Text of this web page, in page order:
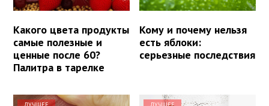
Какого цвета продукты
самые полезные и
ценные после 60?
Палитра в тарелке
Кому и почему нельзя
есть яблоки:
серьезные последствия